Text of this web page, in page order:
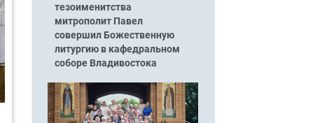
тезоименитства
митрополит Павел
совершил Божественную
литургию в кафедральном
соборе Владивостока